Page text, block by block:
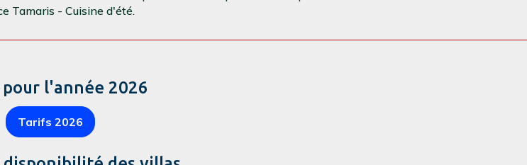
Tamaris - Cuisine d'été.
l'année 2026
Tarifs 2026